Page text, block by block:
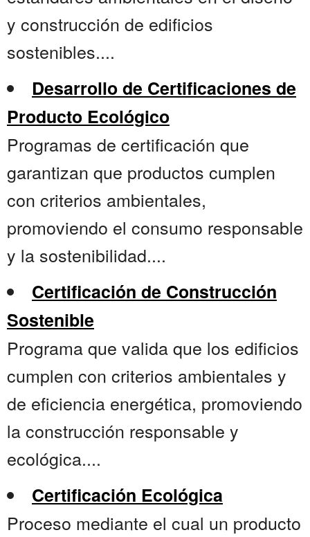
y construcción de edificios
sostenibles....
Desarrollo de Certificaciones de
Producto Ecológico
Programas de certificación que
garantizan que productos cumplen
con criterios ambientales,
promoviendo el consumo responsable
y la sostenibilidad....
Certificación de Construcción
Sostenible
Programa que valida que los edificios
cumplen con criterios ambientales y
de eficiencia energética, promoviendo
la construcción responsable y
ecológica....
Certificación Ecológica
Proceso mediante el cual un producto